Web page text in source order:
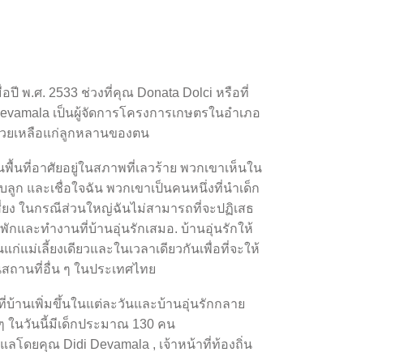
ปี พ.ศ. 2533 ช่วงที่คุณ Donata Dolci หรือที่
เป็นผู้จัดการโครงการเกษตรในอำเภอ
ยเหลือแก่ลูกหลานของตน
นที่อาศัยอยู่ในสภาพที่เลวร้าย พวกเขาเห็นใน
ก และเชื่อใจฉัน พวกเขาเป็นคนหนึ่งที่นำเด็ก
ง ในกรณีส่วนใหญ่ฉันไม่สามารถที่จะปฏิเสธ
กและทำงานที่บ้านอุ่นรักเสมอ. บ้านอุ่นรักให้
ก่แม่เลี้ยงเดียวและในเวลาเดียวกันเพื่อที่จะให้
ถานที่อื่น ๆ ในประเทศไทย
บ้านเพิ่มขึ้นในแต่ละวันและบ้านอุ่นรักกลาย
ในวันนี้มีเด็กประมาณ 130 คน
ลโดยคุณ Didi Devamala , เจ้าหน้าที่ท้องถิ่น